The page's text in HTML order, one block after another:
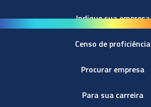
Indique sua empresa
Censo de proficiência
Procurar empresa
Para sua carreira